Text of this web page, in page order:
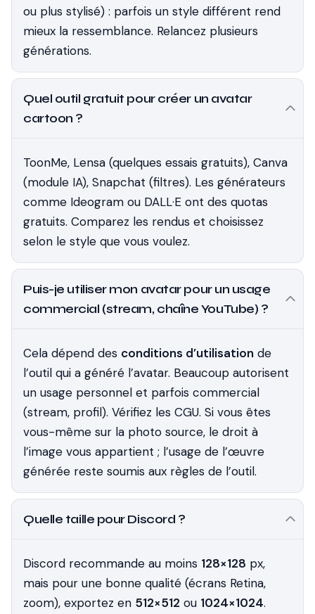
ou plus stylisé) : parfois un style différent rend
mieux la ressemblance. Relancez plusieurs
générations.
Quel outil gratuit pour créer un avatar
cartoon ?
ToonMe, Lensa (quelques essais gratuits), Canva
(module IA), Snapchat (filtres). Les générateurs
comme Ideogram ou DALL·E ont des quotas
gratuits. Comparez les rendus et choisissez
selon le style que vous voulez.
Puis-je utiliser mon avatar pour un usage
commercial (stream, chaîne YouTube) ?
Cela dépend des conditions d’utilisation de
l’outil qui a généré l’avatar. Beaucoup autorisent
un usage personnel et parfois commercial
(stream, profil). Vérifiez les CGU. Si vous êtes
vous-même sur la photo source, le droit à
l’image vous appartient ; l’usage de l’œuvre
générée reste soumis aux règles de l’outil.
Quelle taille pour Discord ?
Discord recommande au moins 128×128 px,
mais pour une bonne qualité (écrans Retina,
zoom), exportez en 512×512 ou 1024×1024.